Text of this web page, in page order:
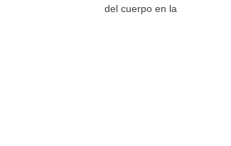
del cuerpo en la